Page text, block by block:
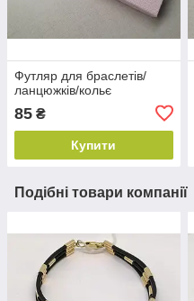
Футляр для браслетів/
ланцюжків/кольє
85 ₴
Купити
Подібні товари компанії